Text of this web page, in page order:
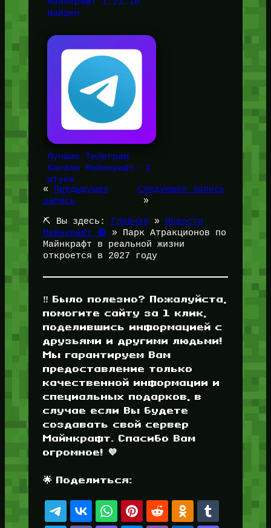
Найден
Лучшие Телеграм
Каналы Майнкрафт: 3
штуки
«
Предыдущая
запись
Следующая запись
»
⛏️ Вы здесь: Главная »
Новости
Майнкрафт 🔴 »
Парк Атракционов по
Майнкрафт в реальной жизни
откроется в 2027 году
‼️ Было полезно? Пожалуйста,
помогите сайту за 1 клик,
поделившись информацией с
друзьями и другими людьми!
Мы гарантируем Вам
предоставление только
качественной информации и
специальных подарков, в
случае если Вы будете
создавать свой сервер
Майнкрафт. Спасибо Вам
огромное! 💜
🌟 Поделиться: